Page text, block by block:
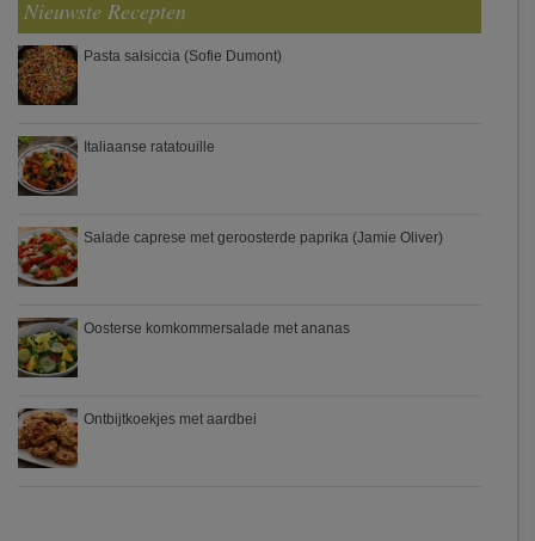
Nieuwste Recepten
Pasta salsiccia (Sofie Dumont)
Italiaanse ratatouille
Salade caprese met geroosterde paprika (Jamie Oliver)
Oosterse komkommersalade met ananas
Ontbijtkoekjes met aardbei